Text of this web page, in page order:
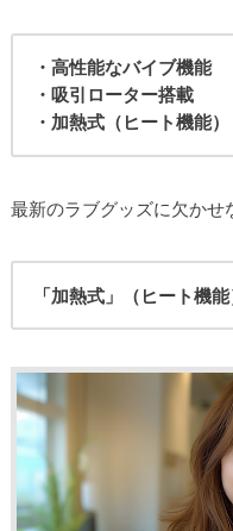
・高性能なバイブ機能
・吸引ローター搭載
・加熱式（ヒート機能）
最新のラブグッズに欠かせ
「加熱式」（ヒート機能